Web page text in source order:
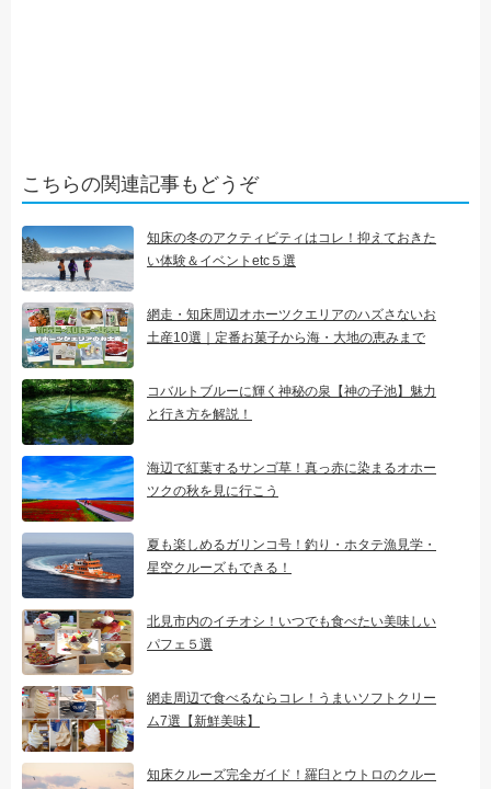
こちらの関連記事もどうぞ
知床の冬のアクティビティはコレ！抑えておきた
い体験＆イベントetc５選
網走・知床周辺オホーツクエリアのハズさないお
土産10選｜定番お菓子から海・大地の恵みまで
コバルトブルーに輝く神秘の泉【神の子池】魅力
と行き方を解説！
海辺で紅葉するサンゴ草！真っ赤に染まるオホー
ツクの秋を見に行こう
夏も楽しめるガリンコ号！釣り・ホタテ漁見学・
星空クルーズもできる！
北見市内のイチオシ！いつでも食べたい美味しい
パフェ５選
網走周辺で食べるならコレ！うまいソフトクリー
ム7選【新鮮美味】
知床クルーズ完全ガイド！羅臼とウトロのクルー